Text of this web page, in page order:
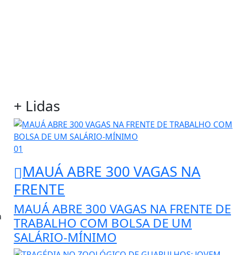
+ Lidas
01
MAUÁ ABRE 300 VAGAS NA
FRENTE
MAUÁ ABRE 300 VAGAS NA FRENTE DE
TRABALHO COM BOLSA DE UM
SALÁRIO-MÍNIMO